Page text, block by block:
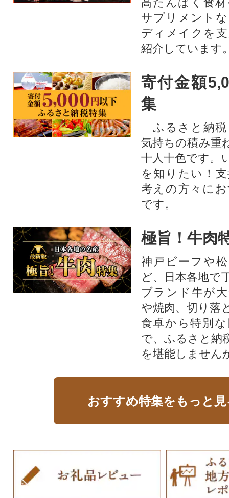
サプリメント
ディメイクを
紹介しています
寄付金額
集
「ふるさと納
気持ちの積み重
十人十色です。
を知りたい！
考えの方々に
です。
極旨！牛肉
神戸ビーフや
ど、日本各地で
ブランド牛が
や焼肉、切り落
食卓から特別
で、ふるさと納
を堪能しません
おすすめ特集をもっと